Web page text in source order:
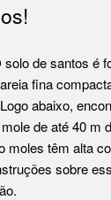
de santos é
fina
abaixo,
de até 40 m
moles têm alta
sobre